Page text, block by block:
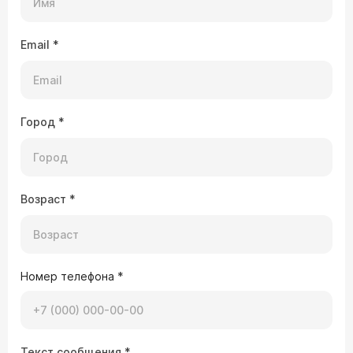
Email *
Город *
Возраст *
Номер телефона *